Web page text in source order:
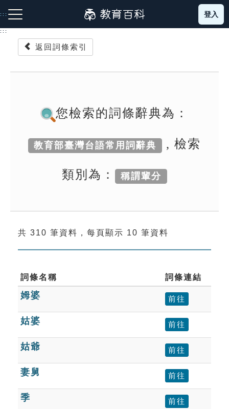
到
主
:::
成語故事
索引選單
單字索引
生命大百科索引
遊戲專區
教學應用
貓頭鷹博士
登入
:::
返回詞條索引
您檢索的詞條辭典為：
教育部臺灣台語常用詞辭典 , 檢索
類別為： 稱謂輩分
共 310 筆資料，每頁顯示 10 筆資料
詞條名稱 詞條連結
姆婆 前往
姑婆 前往
姑爺 前往
妻舅 前往
季 前往